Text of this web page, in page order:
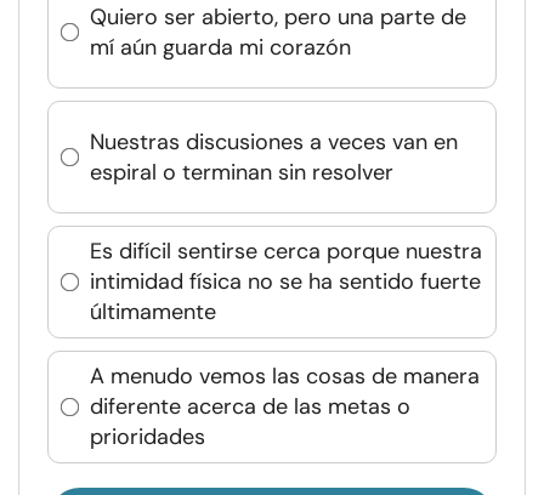
Quiero ser abierto, pero una parte de
mí aún guarda mi corazón
Nuestras discusiones a veces van en
espiral o terminan sin resolver
Es difícil sentirse cerca porque nuestra
intimidad física no se ha sentido fuerte
últimamente
A menudo vemos las cosas de manera
diferente acerca de las metas o
prioridades